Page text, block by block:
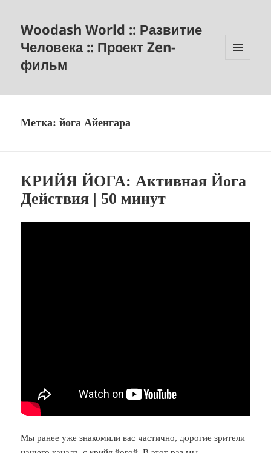
Woodash World :: Развитие
Человека :: Проект Zen-
фильм
Метка:йога Айенгара
КРИЙЯ ЙОГА: Активная Йога
Действия | 50 минут
Мы ранее уже знакомили вас частично, дорогие зрители